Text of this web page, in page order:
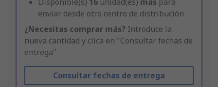
Disponible(s) 16 unidad(es) más para
enviar desde otro centro de distribución
¿Necesitas comprar más? Introduce la
nueva cantidad y clica en "Consultar fechas de
entrega"
Consultar fechas de entrega